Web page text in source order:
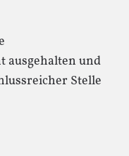
ausgehalten und
Stelle